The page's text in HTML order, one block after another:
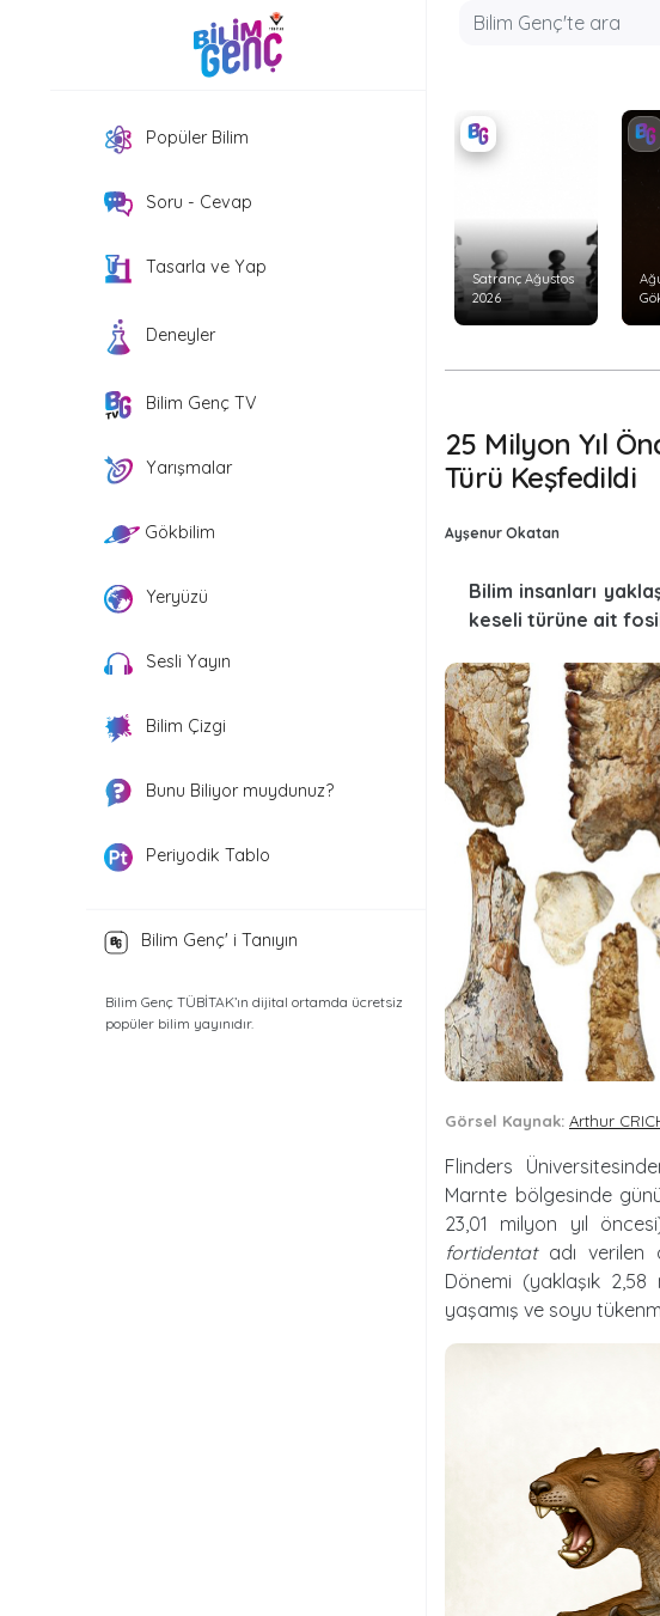
Popüler Bilim
Soru - Cevap
Tasarla ve Yap
Deneyler
Bilim Genç TV
Yarışmalar
Gökbilim
Yeryüzü
Sesli Yayın
Bilim Çizgi
Bunu Biliyor muydunuz?
Periyodik Tablo
Bilim Genç' i Tanıyın
Bilim Genç TÜBİTAK’ın dijital ortamda ücretsiz
popüler bilim yayınıdır.
Satranç Ağustos
2026
25 Milyon Yıl
Türü Keşfedildi
Ayşenur Okatan
Bilim insanları
keseli türüne ait
Görsel Kaynak: Arthur
Flinders
Marnte bölgesinde
23,01 milyon yıl
fortidentatadı verilen
Dönemi (yaklaşık
yaşamış ve soyu